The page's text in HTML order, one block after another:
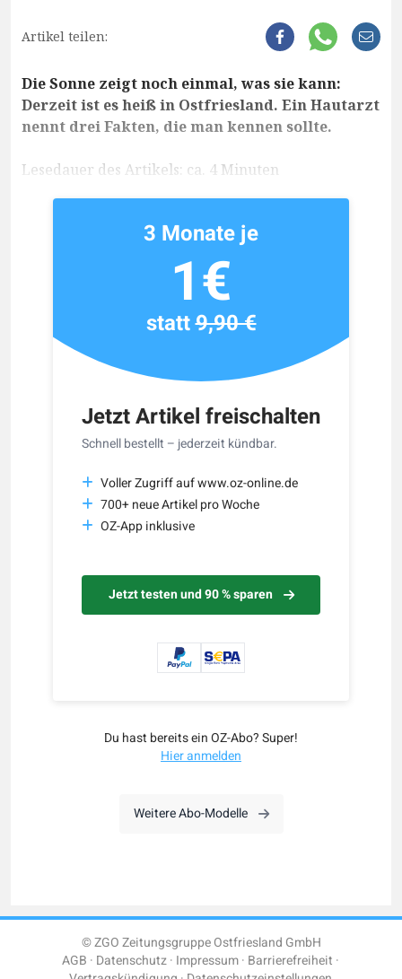
Artikel teilen:
Die Sonne zeigt noch einmal, was sie kann:
Derzeit ist es heiß in Ostfriesland. Ein Hautarzt
nennt drei Fakten, die man kennen sollte.
Lesedauer des Artikels: ca. 4 Minuten
Jetzt Artikel freischalten
Schnell bestellt – jederzeit kündbar.
Voller Zugriff auf www.oz-online.de
700+ neue Artikel pro Woche
OZ-App inklusive
Jetzt testen und 90 % sparen
3 Monate je
1€
statt9,90 €
Du hast bereits ein OZ-Abo? Super!
Hier anmelden
Weitere Abo-Modelle
© ZGO Zeitungsgruppe Ostfriesland GmbH
AGB Datenschutz Impressum Barrierefreiheit